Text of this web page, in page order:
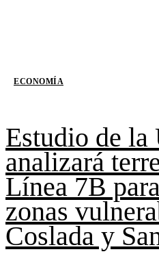
ECONOMÍA
Estudio de la
analizará
Línea 7B
zonas
Coslada y